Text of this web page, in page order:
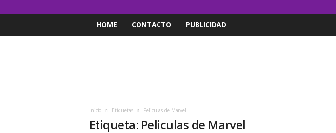
HOME CONTACTO PUBLICIDAD
Inicio Etiquetas Peliculas de Marvel
Etiqueta: Peliculas de Marvel